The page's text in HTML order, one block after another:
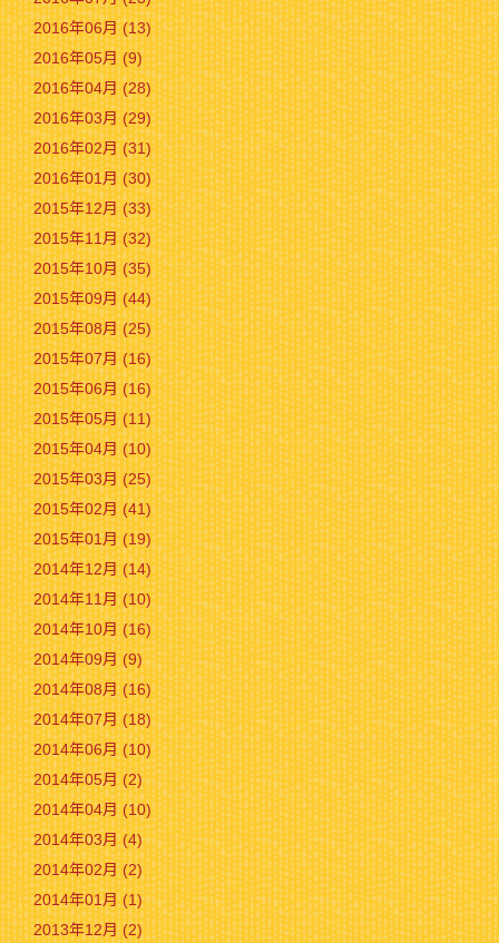
2016年06月 (13)
2016年05月 (9)
2016年04月 (28)
2016年03月 (29)
2016年02月 (31)
2016年01月 (30)
2015年12月 (33)
2015年11月 (32)
2015年10月 (35)
2015年09月 (44)
2015年08月 (25)
2015年07月 (16)
2015年06月 (16)
2015年05月 (11)
2015年04月 (10)
2015年03月 (25)
2015年02月 (41)
2015年01月 (19)
2014年12月 (14)
2014年11月 (10)
2014年10月 (16)
2014年09月 (9)
2014年08月 (16)
2014年07月 (18)
2014年06月 (10)
2014年05月 (2)
2014年04月 (10)
2014年03月 (4)
2014年02月 (2)
2014年01月 (1)
2013年12月 (2)